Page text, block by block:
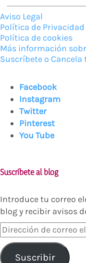
Aviso Legal
Política de Privacidad
Política de cookies
Más información
Suscríbete o
Facebook
Instagram
Twitter
Pinterest
You Tube
Suscríbete al blog
Introduce tu correo
blog y recibir avisos
Dirección
de
correoSuscribir